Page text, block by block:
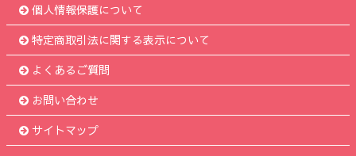
個人情報保護について
特定商取引法に関する表示について
よくあるご質問
お問い合わせ
サイトマップ